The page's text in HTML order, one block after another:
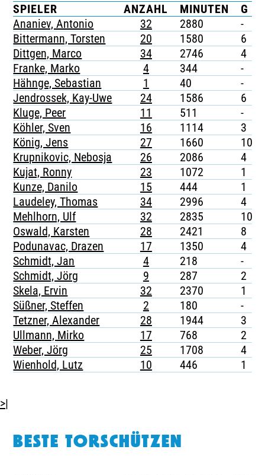
TICKETING
SPIELER
ANZAHL MINUTEN G
Ananiev, Antonio
32 2880 -
Bittermann, Torsten
20 1580 6
Dittgen, Marco
34 2746 4
Franke, Marko
4 344 -
Hähnge, Sebastian
1 40 -
Jendrossek, Kay-Uwe
24 1586 6
Kluge, Peer
11 511 -
Köhler, Sven
16 1114 3
König, Jens
27 1660 10
Krupnikovic, Nebosja
26 2086 4
Kujat, Ronny
23 1072 1
Kunze, Danilo
15 444 1
Laudeley, Thomas
34 2996 4
Mehlhorn, Ulf
32 2835 10
Oswald, Karsten
28 2421 8
Podunavac, Drazen
17 1350 4
Schmidt, Jan
4 218 -
Schmidt, Jörg
9 287 2
Skela, Ervin
32 2370 1
Süßner, Steffen
2 180 -
Tetzner, Alexander
28 1944 3
Ullmann, Mirko
17 768 2
Weber, Jörg
25 1708 4
Wienhold, Lutz
10 446 1
>|
BESTE TORSCHÜTZEN